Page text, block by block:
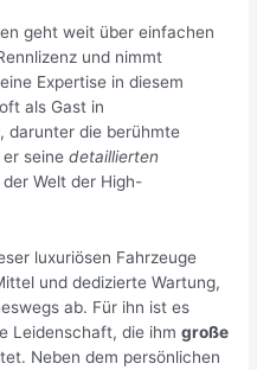
geht weit über einfachen
und nimmt
Expertise in diesem
als Gast in
darunter die berühmte
er seinedetaillierten
der Welt der High-
luxuriösen Fahrzeuge
und dedizierte Wartung,
ab. Für ihn ist es
Leidenschaft, die ihmgroße
Neben dem persönlichen